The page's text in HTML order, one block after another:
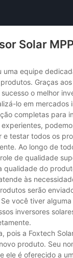
Solar
uma equipe
Graças
o melhor
lo em mercados
completas para
e testar todos os
Ao longo de
de qualidade
qualidade do
às
serão
você tiver
inversores
pois a Foxtech
produto. Seu
ele é oferecido a